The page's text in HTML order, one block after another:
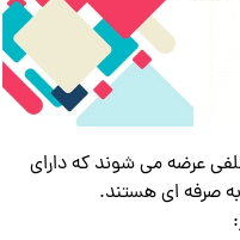
عرضه می شوند که دارای
صرفه ای هستند.